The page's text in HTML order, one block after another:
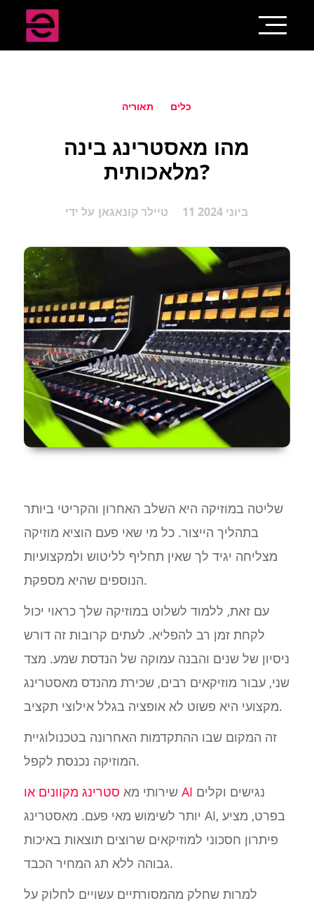
תאוריה כלים
מהו מאסטרינג בינה
מלאכותית?
על ידי טיילר קונאגאן 11 ביוני 2024
שליטה במוזיקה היא השלב האחרון והקריטי ביותר
בתהליך הייצור. כל מי שאי פעם הוציא מוזיקה
מצליחה יגיד לך שאין תחליף לליטוש ולמקצועיות
הנוספים שהיא מספקת.
עם זאת, ללמוד לשלוט במוזיקה שלך כראוי יכול
לקחת זמן רב להפליא. לעתים קרובות זה דורש
ניסיון של שנים והבנה עמוקה של הנדסת שמע. מצד
שני, עבור מוזיקאים רבים, שכירת מהנדס מאסטרינג
מקצועי היא פשוט לא אופציה בגלל אילוצי תקציב.
זה המקום שבו ההתקדמות האחרונה בטכנולוגיית
המוזיקה נכנסת לקפל.
שירותי מאסטרינג מקוונים או AI
יותר לשימוש מאי פעם. מאסטרינג AI, בפרט, מציע
פיתרון חסכוני למוזיקאים שרוצים תוצאות באיכות
גבוהה ללא תג המחיר הכבד.
למרות שחלק מהמסורתיים עשויים לחלוק על